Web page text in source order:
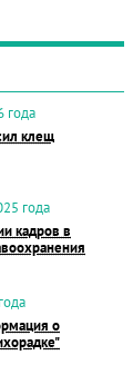
года
клещ
года
кадров в
о